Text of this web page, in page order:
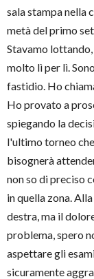
sala stampa nella
metà del primo
Stavamo
molto lì per lì.
fastidio. Ho
Ho provato a
spiegando la
l'ultimo torneo
bisognerà
non so di preciso
in quella zona.
destra, ma il
problema, spero
aspettare gli
sicuramente